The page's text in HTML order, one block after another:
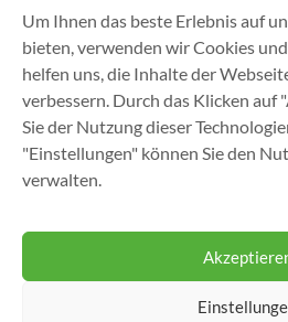
Um Ihnen das beste Erlebnis auf
bieten, verwenden wir Cookies
helfen uns, die Inhalte der
verbessern. Durch das Klicken auf
Sie der Nutzung dieser
"Einstellungen" können Sie den
verwalten.
Januar 2017(1)
November 2016 (1)
November 2015(1)
Juni 2015(2)
November 2014